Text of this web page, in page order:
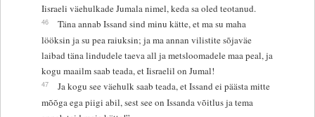
Iisraeli väehulkade Jumala nimel, keda sa oled teotanud.
46
Täna annab Issand sind minu kätte, et ma su maha
lööksin ja su pea raiuksin; ja ma annan vilistite sõjaväe
laibad täna lindudele taeva all ja metsloomadele maa peal, ja
kogu maailm saab teada, et Iisraelil on Jumal!
47
Ja kogu see väehulk saab teada, et Issand ei päästa mitte
mõõga ega piigi abil, sest see on Issanda võitlus ja tema